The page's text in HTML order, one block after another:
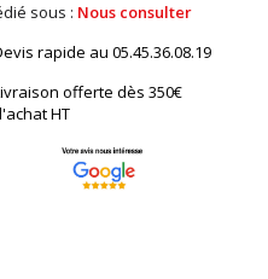
sous : Nous consulter
rapide au 05.45.36.08.19​
offerte dès 350€
HT